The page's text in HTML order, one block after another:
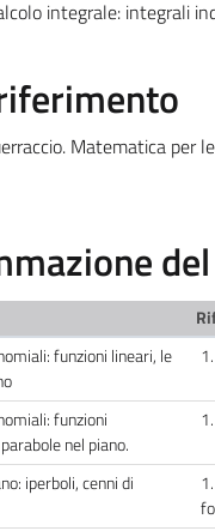
integrale: integrali
Matematica per
funzioni lineari, le
funzioni
nel piano.
iperboli, cenni di